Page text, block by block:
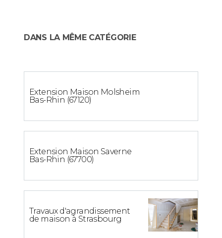
DANS LA MÊME CATÉGORIE
Extension Maison Molsheim
Bas-Rhin (67120)
Extension Maison Saverne
Bas-Rhin (67700)
Travaux d'agrandissement
de maison à Strasbourg